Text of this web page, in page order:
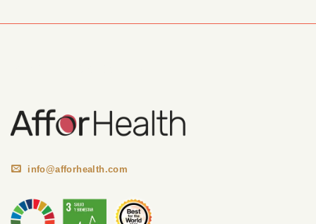
info@afforhealth.com